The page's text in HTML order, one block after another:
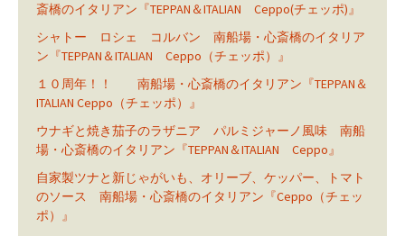
斎橋のイタリアン『TEPPAN＆ITALIAN Ceppo(チェッポ)』
シャトー ロシェ コルバン 南船場・心斎橋のイタリア
ン『TEPPAN＆ITALIAN Ceppo（チェッポ）』
１０周年！！ 南船場・心斎橋のイタリアン『TEPPAN＆
ITALIAN Ceppo（チェッポ）』
ウナギと焼き茄子のラザニア パルミジャーノ風味 南船
場・心斎橋のイタリアン『TEPPAN＆ITALIAN Ceppo』
自家製ツナと新じゃがいも、オリーブ、ケッパー、トマト
のソース 南船場・心斎橋のイタリアン『Ceppo（チェッ
ポ）』